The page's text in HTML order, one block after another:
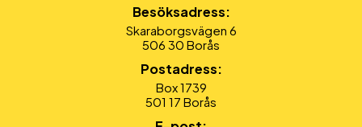
Besöksadress:
Skaraborgsvägen 6
506 30 Borås
Postadress:
Box 1739
501 17 Borås